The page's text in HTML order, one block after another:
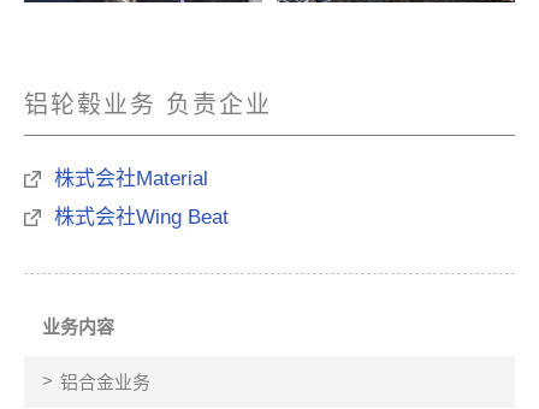
铝轮毂业务 负责企业
株式会社Material
株式会社Wing Beat
业务内容
铝合金业务